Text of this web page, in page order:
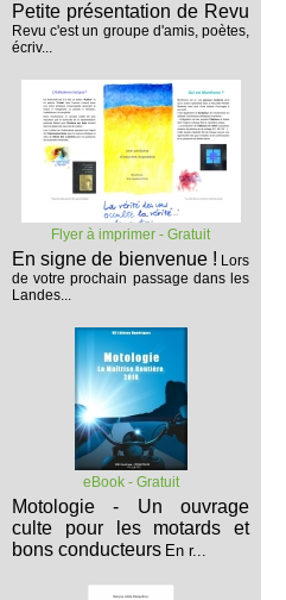
Petite présentation de Revu
Revu c'est un groupe d'amis, poètes,
écriv...
Flyer à imprimer - Gratuit
En signe de bienvenue ! Lors
de votre prochain passage dans les
Landes...
eBook - Gratuit
Motologie - Un ouvrage
culte pour les motards et
bons conducteurs En r...